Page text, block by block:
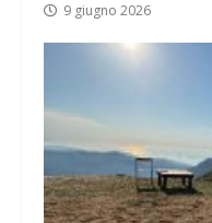
9 giugno 2026